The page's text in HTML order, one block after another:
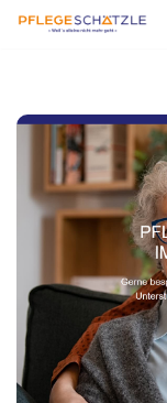
springen